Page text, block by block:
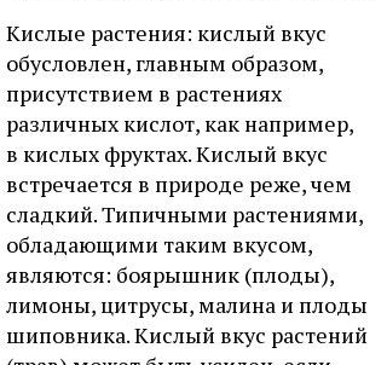
Кислые растения: кислый вкус
обусловлен, главным образом,
присутствием в растениях
различных кислот, как например,
в кислых фруктах. Кислый вкус
встречается в природе реже, чем
сладкий. Типичными растениями,
обладающими таким вкусом,
являются: боярышник (плоды),
лимоны, цитрусы, малина и плоды
шиповника. Кислый вкус растений